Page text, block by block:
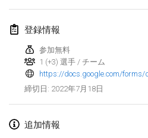
登録情報
参加無料
1 (+3) 選手 / チーム
締切日 : 2022年7月18日
追加情報
MS v MÖLKPARKURU
2022年2月4日
中止
TangoMölkky
2022年2月5日|フィンランド
Kohti Kisoja
2022年2月12日